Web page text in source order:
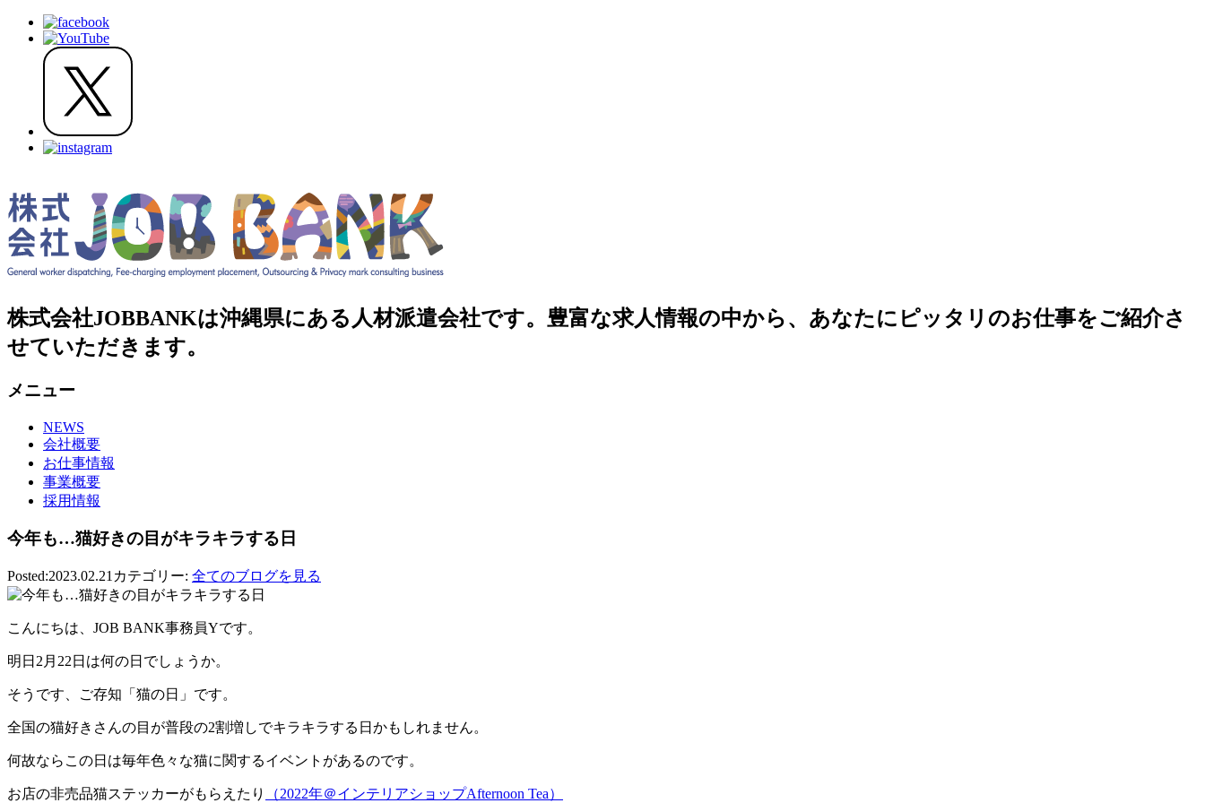
株式会社JOBBANKは沖縄県にある人材派遣会社です。豊富な求人情報の中から、あなたにピッタリのお仕事をご紹介さ
せていただきます。
メニュー
NEWS
会社概要
お仕事情報
事業概要
採用情報
今年も…猫好きの目がキラキラする日
Posted:2023.02.21 カテゴリー: 全てのブログを見る
こんにちは、JOB BANK事務員Yです。
明日2月22日は何の日でしょうか。
そうです、ご存知「猫の日」です。
全国の猫好きさんの目が普段の2割増しでキラキラする日かもしれません。
何故ならこの日は毎年色々な猫に関するイベントがあるのです。
お店の非売品猫ステッカーがもらえたり （2022年＠インテリアショップAfternoon Tea）